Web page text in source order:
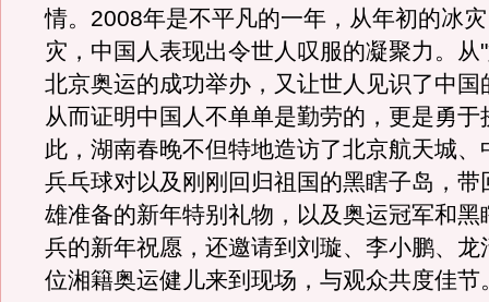
情。2008年是不平凡的一年，从年初的冰
灾，中国人表现出令世人叹服的凝聚力。从
北京奥运的成功举办，又让世人见识了中国
从而证明中国人不单单是勤劳的，更是勇于
此，湖南春晚不但特地造访了北京航天城、
兵乓球对以及刚刚回归祖国的黑瞎子岛，带
雄准备的新年特别礼物，以及奥运冠军和黑
兵的新年祝愿，还邀请到刘璇、李小鹏、龙
位湘籍奥运健儿来到现场，与观众共度佳节